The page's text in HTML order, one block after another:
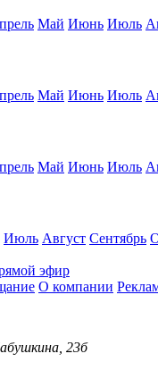
Май Июнь Июль
Май Июнь Июль
Май Июнь Июль
Июль Август Сентябрь
эфир
О компании
23б